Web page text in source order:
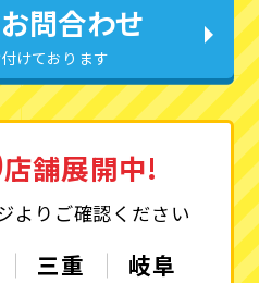
問合わせ
けております
店舗展開中!
よりご確認ください
三重
岐阜